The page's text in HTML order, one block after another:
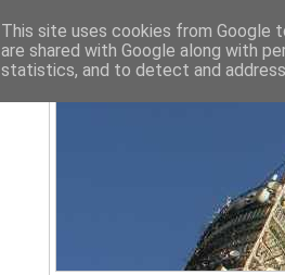
This site uses cookies from Google
are shared with Google along with
statistics, and to detect and